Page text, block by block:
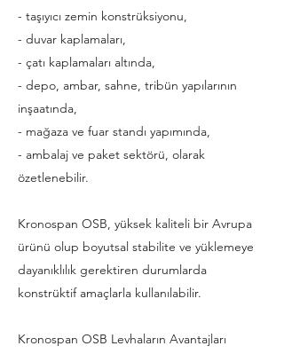
- taşıyıcı zemin konstrüksiyonu,
- duvar kaplamaları,
- çatı kaplamaları altında,
- depo, ambar, sahne, tribün yapılarının
inşaatında,
- mağaza ve fuar standı yapımında,
- ambalaj ve paket sektörü, olarak
özetlenebilir.
Kronospan OSB, yüksek kaliteli bir Avrupa
ürünü olup boyutsal stabilite ve yüklemeye
dayanıklılık gerektiren durumlarda
konstrüktif amaçlarla kullanılabilir.
Kronospan OSB Levhaların Avantajları